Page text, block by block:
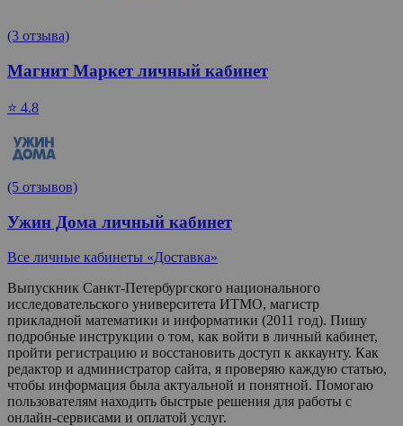
(3 отзыва)
Магнит Маркет личный кабинет
⭐ 4.8
(5 отзывов)
Ужин Дома личный кабинет
Все личные кабинеты «Доставка»
Выпускник Санкт-Петербургского национального
исследовательского университета ИТМО, магистр
прикладной математики и информатики (2011 год). Пишу
подробные инструкции о том, как войти в личный кабинет,
пройти регистрацию и восстановить доступ к аккаунту. Как
редактор и администратор сайта, я проверяю каждую статью,
чтобы информация была актуальной и понятной. Помогаю
пользователям находить быстрые решения для работы с
онлайн-сервисами и оплатой услуг.